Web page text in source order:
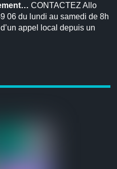
CONTACTEZ Allo
06 du lundi au samedi de 8h
appel local depuis un